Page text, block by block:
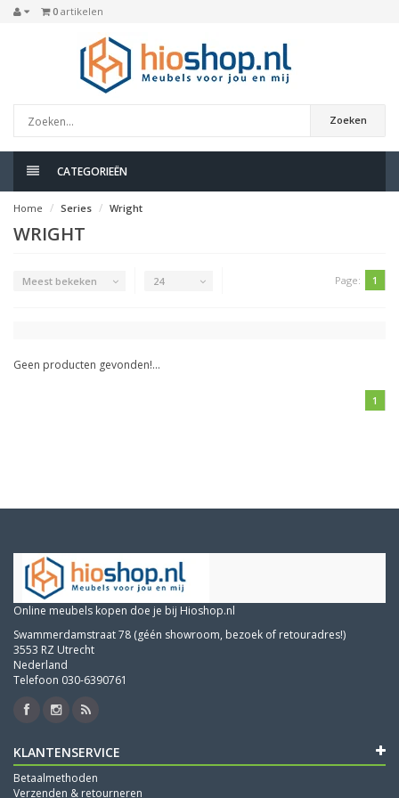
0 artikelen
Zoeken
CATEGORIEËN
Home Series Wright
WRIGHT
Meest bekeken 24 Page: 1
Geen producten gevonden!...
1
Online meubels kopen doe je bij Hioshop.nl
Swammerdamstraat 78 (géén showroom, bezoek of retouradres!)
3553 RZ Utrecht
Nederland
Telefoon 030-6390761
KLANTENSERVICE
Betaalmethoden
Verzenden & retourneren